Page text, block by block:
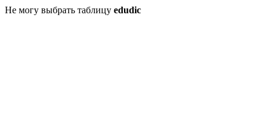
Не могу выбрать таблицу edudic